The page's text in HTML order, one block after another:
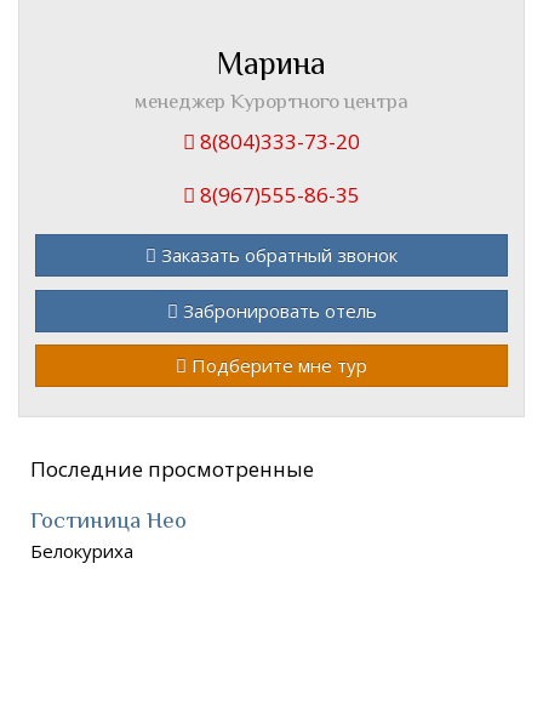
Марина
менеджер Курортного центра
8(804)333-73-20
8(967)555-86-35
Заказать обратный звонок
Забронировать отель
Подберите мне тур
Последние просмотренные
Гостиница Нео
Белокуриха